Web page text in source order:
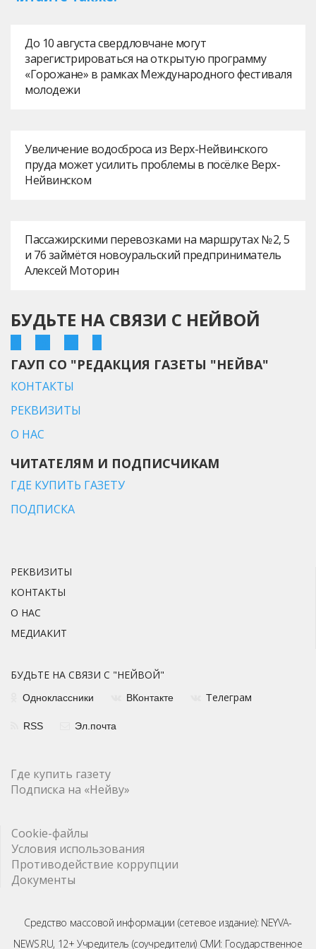
До 10 августа свердловчане могут
зарегистрироваться на открытую программу
«Горожане» в рамках Международного фестиваля
молодежи
Увеличение водосброса из Верх-Нейвинского
пруда может усилить проблемы в посёлке Верх-
Нейвинском
Пассажирскими перевозками на маршрутах № 2, 5
и 76 займётся новоуральский предприниматель
Алексей Моторин
БУДЬТЕ НА СВЯЗИ С НЕЙВОЙ
ГАУП СО "РЕДАКЦИЯ ГАЗЕТЫ "НЕЙВА"
КОНТАКТЫ
РЕКВИЗИТЫ
О НАС
ЧИТАТЕЛЯМ И ПОДПИСЧИКАМ
ГДЕ КУПИТЬ ГАЗЕТУ
ПОДПИСКА
РЕКВИЗИТЫ
КОНТАКТЫ
О НАС
МЕДИАКИТ
БУДЬТЕ НА СВЯЗИ С "НЕЙВОЙ"
Одноклассники ВКонтакте Телеграм
RSS Эл.почта
Где купить газету
Подписка на «Нейву»
Cookie-файлы
Условия использования
Противодействие коррупции
Документы
Средство массовой информации (сетевое издание): NEYVA-
NEWS.RU, 12+ Учредитель (соучредители) СМИ: Государственное